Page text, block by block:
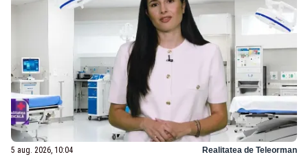
5 aug. 2026, 10:04 Realitatea de Teleorman